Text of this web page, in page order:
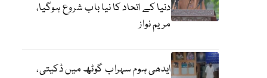
دنیا کے اتحاد کا نیا باب شروع ہوگیا،
مریم نواز
ایدھی ہوم سہراب گوٹھ میں ڈکیتی،